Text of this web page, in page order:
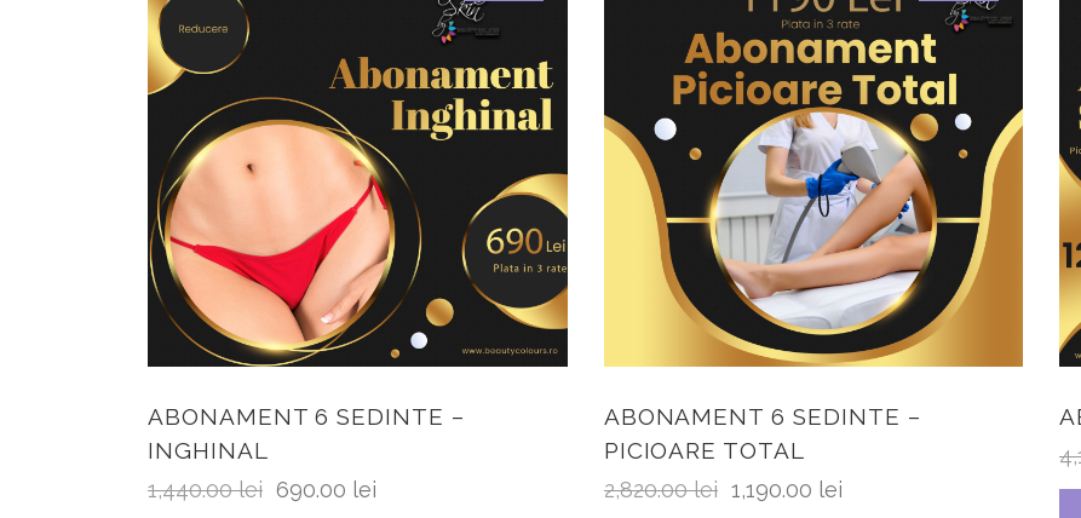
ABONAMENT 6 SEDINTE –
INGHINAL
1,440.00lei 690.00 lei
ABONAMENT 6 SEDINTE –
PICIOARE TOTAL
2,820.00lei 1,190.00 lei